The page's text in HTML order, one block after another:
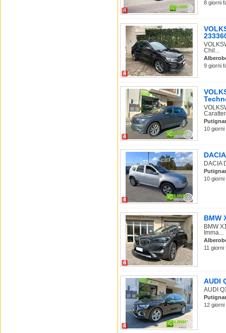
4
8 giorni
4
Chil...
9 giorni
4
10
4
DACIA
10
4
BMW
BMW
Imma...
11
4
AUDI
AUDI
12